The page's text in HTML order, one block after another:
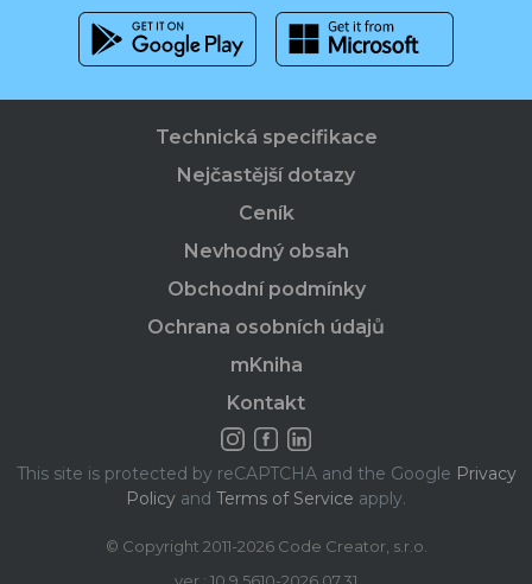
Technická specifikace
Nejčastější dotazy
Ceník
Nevhodný obsah
Obchodní podmínky
Ochrana osobních údajů
mKniha
Kontakt
This site is protected by reCAPTCHA and the Google Privacy
Policy and Terms of Service apply.
© Copyright 2011-2026 Code Creator, s.r.o.